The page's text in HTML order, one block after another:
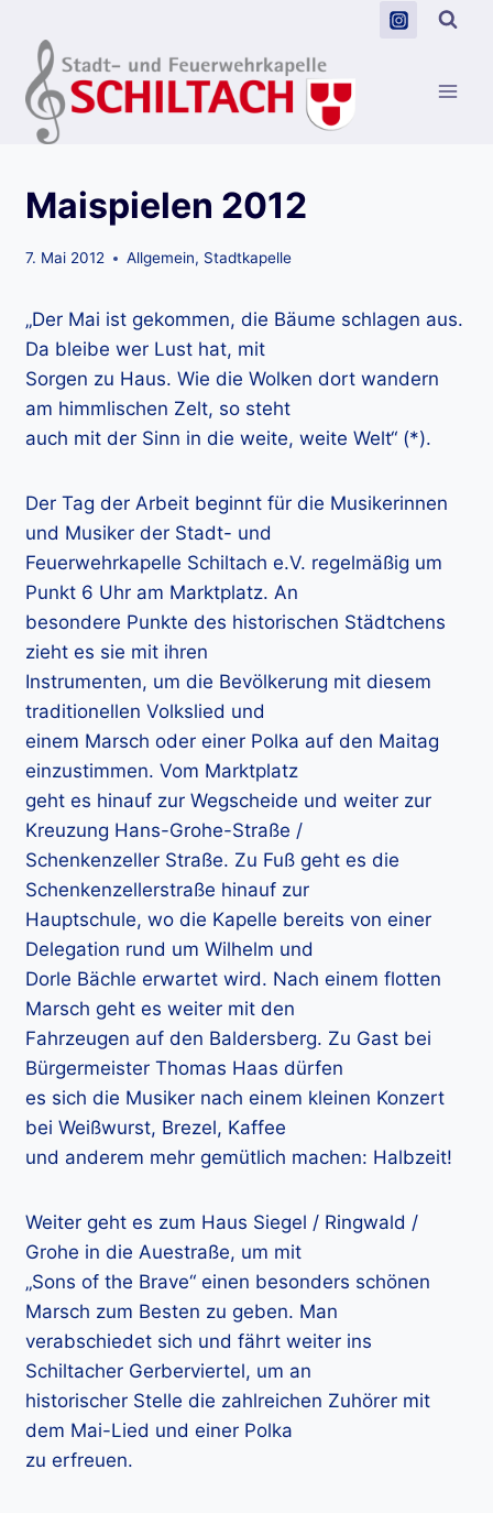
Inhalt
springen
Maispielen 2012
7. Mai 2012 Allgemein, Stadtkapelle
„Der Mai ist gekommen, die Bäume schlagen aus.
Da bleibe wer Lust hat, mit
Sorgen zu Haus. Wie die Wolken dort wandern
am himmlischen Zelt, so steht
auch mit der Sinn in die weite, weite Welt“ (*).
Der Tag der Arbeit beginnt für die Musikerinnen
und Musiker der Stadt- und
Feuerwehrkapelle Schiltach e.V. regelmäßig um
Punkt 6 Uhr am Marktplatz. An
besondere Punkte des historischen Städtchens
zieht es sie mit ihren
Instrumenten, um die Bevölkerung mit diesem
traditionellen Volkslied und
einem Marsch oder einer Polka auf den Maitag
einzustimmen. Vom Marktplatz
geht es hinauf zur Wegscheide und weiter zur
Kreuzung Hans-Grohe-Straße /
Schenkenzeller Straße. Zu Fuß geht es die
Schenkenzellerstraße hinauf zur
Hauptschule, wo die Kapelle bereits von einer
Delegation rund um Wilhelm und
Dorle Bächle erwartet wird. Nach einem flotten
Marsch geht es weiter mit den
Fahrzeugen auf den Baldersberg. Zu Gast bei
Bürgermeister Thomas Haas dürfen
es sich die Musiker nach einem kleinen Konzert
bei Weißwurst, Brezel, Kaffee
und anderem mehr gemütlich machen: Halbzeit!
Weiter geht es zum Haus Siegel / Ringwald /
Grohe in die Auestraße, um mit
„Sons of the Brave“ einen besonders schönen
Marsch zum Besten zu geben. Man
verabschiedet sich und fährt weiter ins
Schiltacher Gerberviertel, um an
historischer Stelle die zahlreichen Zuhörer mit
dem Mai-Lied und einer Polka
zu erfreuen.